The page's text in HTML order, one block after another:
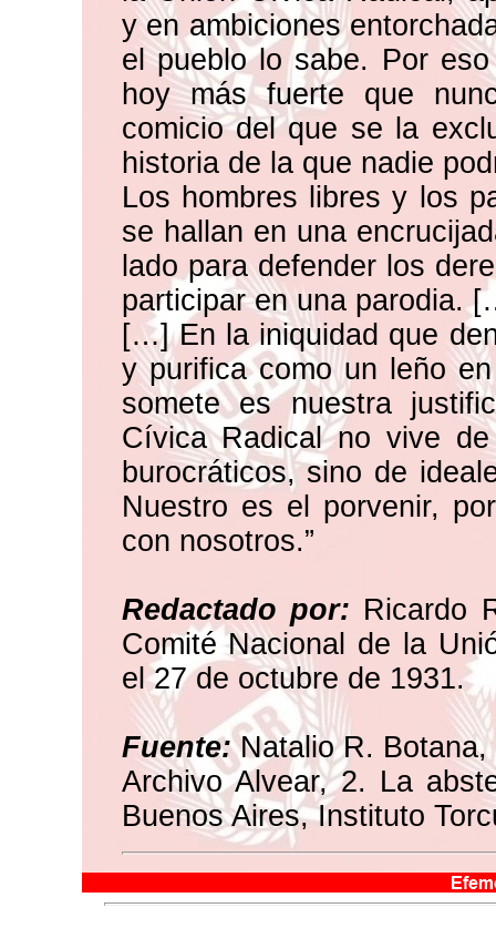
y en ambiciones
el pueblo lo sabe. Por
hoy más fuerte que
comicio del que se la
historia de la que nadie
Los hombres libres y los
se hallan en una
lado para defender los
participar en una parodia.
[…] En la iniquidad que
y purifica como un leño
somete es nuestra
Cívica Radical no vive
burocráticos, sino de
Nuestro es el porvenir,
con nosotros.”
Redactado por: Ricardo
Comité Nacional de la
el 27 de octubre de 1931.
Fuente:Natalio R. Botana,
Archivo Alvear, 2. La
Buenos Aires, Instituto